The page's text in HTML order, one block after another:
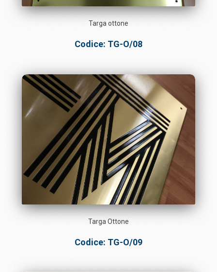
Targa ottone
Codice: TG-O/08
Targa Ottone
Codice: TG-O/09